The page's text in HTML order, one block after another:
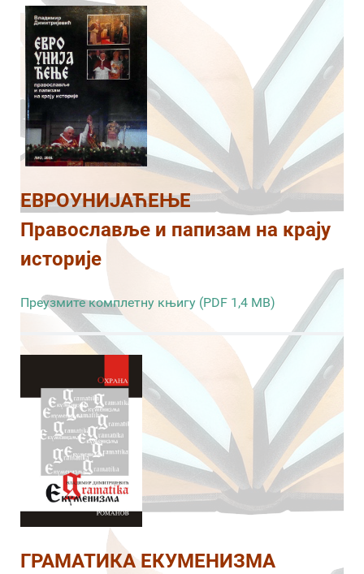
ЕВРОУНИЈАЋЕЊЕ
Православље и папизам на крају
историје
Преузмите комплетну књигу (PDF 1,4 MB)
ГРАМАТИКА ЕКУМЕНИЗМА